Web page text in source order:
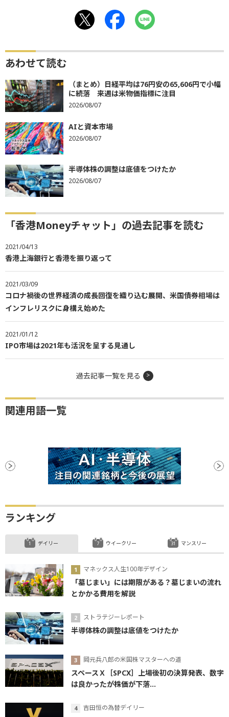
あわせて読む
（まとめ）日経平均は76円安の65,606円で小幅
に続落 来週は米物価指標に注目
2026/08/07
AIと資本市場
2026/08/07
半導体株の調整は底値をつけたか
2026/08/07
「香港Moneyチャット」の過去記事を読む
2021/04/13
香港上海銀行と香港を振り返って
2021/03/09
コロナ禍後の世界経済の成長回復を織り込む展開、米国債券相場は
インフレリスクに身構え始めた
2021/01/12
IPO市場は2021年も活況を呈する見通し
過去記事一覧を見る
関連用語一覧
ランキング
デイリー
マネックス人生100年デザイン
「墓じまい」には期限がある？墓じまいの流れ
とかかる費用を解説
ストラテジーレポート
半導体株の調整は底値をつけたか
岡元兵八郎の米国株マスターへの道
スペースＸ［SPCX］上場後初の決算発表、数字
は良かったが株価が下落...
吉田恒の為替デイリー
ウイークリー マンスリー